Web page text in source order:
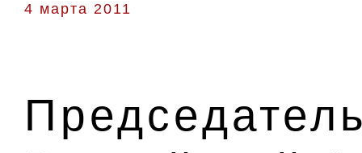
4 марта 2011